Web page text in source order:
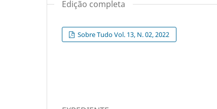
Edição completa
Sobre Tudo Vol. 13, N. 02, 2022